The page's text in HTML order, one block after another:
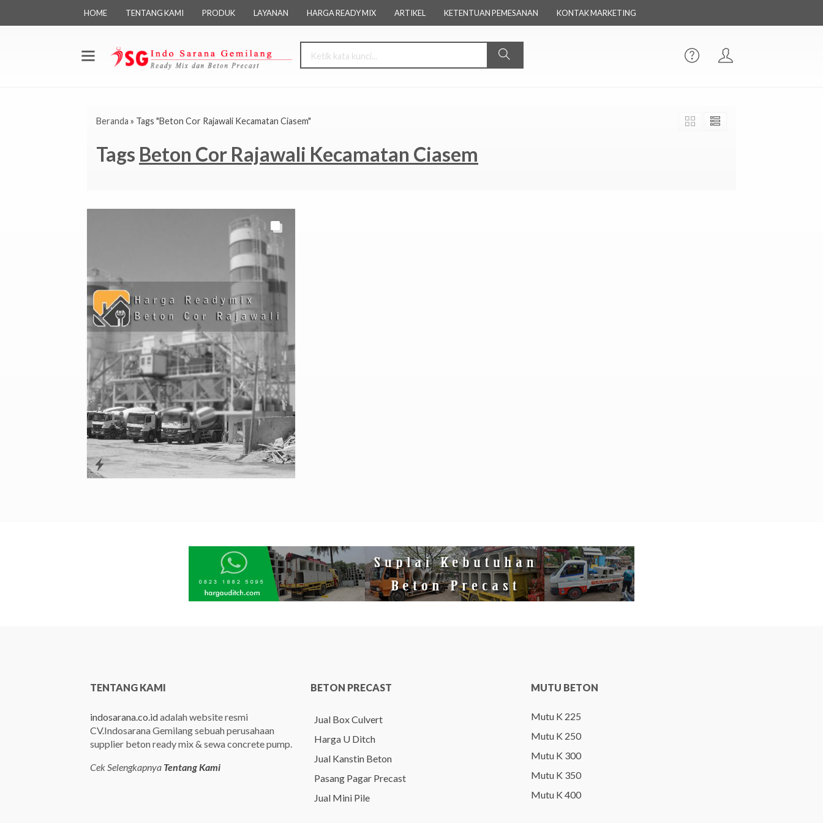
HOME TENTANG KAMI PRODUK LAYANAN HARGA READY MIX ARTIKEL KETENTUAN PEMESANAN KONTAK MARKETING
Beranda » Tags "Beton Cor Rajawali Kecamatan Ciasem"
Tags Beton Cor Rajawali Kecamatan Ciasem
TENTANG KAMI
indosarana.co.idadalah website resmi
CV.Indosarana Gemilang sebuah perusahaan
supplier beton ready mix & sewa concrete pump.
Cek Selengkapnya Tentang Kami
BETON PRECAST
Jual Box Culvert
Harga U Ditch
Jual Kanstin Beton
Pasang Pagar Precast
Jual Mini Pile
MUTU BETON
Mutu K 225
Mutu K 250
Mutu K 300
Mutu K 350
Mutu K 400